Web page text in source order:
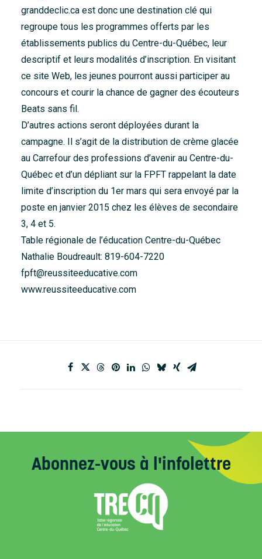
granddeclic.ca est donc une destination clé qui
regroupe tous les programmes offerts par les
établissements publics du Centre-du-Québec, leur
descriptif et leurs modalités d’inscription. En visitant
ce site Web, les jeunes pourront aussi participer au
concours et courir la chance de gagner des écouteurs
Beats sans fil.
D’autres actions seront déployées durant la
campagne. Il s’agit de la distribution de crème glacée
au Carrefour des professions d’avenir au Centre-du-
Québec et d’un dépliant sur la FPFT rappelant la date
limite d’inscription du 1er mars qui sera envoyé par la
poste en janvier 2015 chez les élèves de secondaire
3, 4 et 5.
Table régionale de l’éducation Centre-du-Québec
Nathalie Boudreault: 819-604-7220
fpft@reussiteeducative.com
www.reussiteeducative.com
Abonnez-vous à l'infolettre